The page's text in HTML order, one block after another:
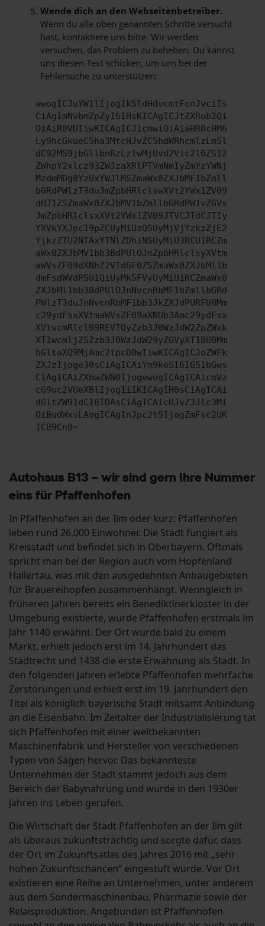
Wende dich an den Webseitenbetreiber.
Wenn du alle oben genannten Schritte versucht
hast, kontaktiere uns bitte. Wir werden
versuchen, das Problem zu beheben. Du kannst
uns diesen Text schicken, um uns bei der
Fehlersuche zu unterstützen:
ewogICJuYW1lIjogIk5ldHdvcmtFcnJvciIs
CiAgImNvbmZpZyI6IHsKICAgICJtZXRob2Qi
OiAiR0VUIiwKICAgICJ1cmwiOiAiaHR0cHM6
Ly9hcGkueC5ha3MtcHJvZC5hdWRhcmlzLm5l
dC92MS9jbGllbnRzLzIwMjUvd2Vic2l0ZS12
ZWhpY2xlcz93ZWJzaXRlPTVmNmIyZmYzYWNj
MzdmMDg0YzUxYWJlMSZmaWx0ZXJbMF1bZmll
bGRdPWlzT3duJmZpbHRlclswXVt2YWx1ZV09
dHJ1ZSZmaWx0ZXJbMV1bZmllbGRdPW1vZGVs
JmZpbHRlclsxXVt2YWx1ZV09JTVCJTdCJTIy
YXVkYXJpc19pZCUyMiUzQSUyMjVjYzkzZjE2
YjkzZTU2NTAxYTNlZDhiNSUyMiU3RCU1RCZm
aWx0ZXJbMV1bb3BdPUlOJmZpbHRlclsyXVtm
aWVsZF09dXNhZ2VTdGF0ZSZmaWx0ZXJbMl1b
dmFsdWVdPSU1QiUyMk5FVyUyMiU1RCZmaWx0
ZXJbMl1bb3BdPUlOJnNvcnRbMF1bZmllbGRd
PWlzT3duJnNvcnRbMF1bb3JkZXJdPURFU0Mm
c29ydFsxXVtmaWVsZF09aXNUb3Amc29ydFsx
XVtvcmRlcl09REVTQyZzb3J0WzJdW2ZpZWxk
XT1wcmljZSZzb3J0WzJdW29yZGVyXT1BU0Mm
bGltaXQ9MjAmc2tpcD0wIiwKICAgICJoZWFk
ZXJzIjoge30sCiAgICAiYm9keSI6IG51bGws
CiAgICAiZXhwZWN0IjogewogICAgICAicmVz
cG9uc2VUeXBlIjogIiIKICAgIH0sCiAgICAi
dGltZW91dCI6IDAsCiAgICAicHJvZ3Jlc3Mi
OiBudWxsLAogICAgInJpc2t5IjogZmFsc2UK
ICB9Cn0=
Autohaus B13 – wir sind gern Ihre Nummer
eins für Pfaffenhofen
In Pfaffenhofen an der Ilm oder kurz: Pfaffenhofen
leben rund 26.000 Einwohner. Die Stadt fungiert als
Kreisstadt und befindet sich in Oberbayern. Oftmals
spricht man bei der Region auch vom Hopfenland
Hallertau, was mit den ausgedehnten Anbaugebieten
für Brauereihopfen zusammenhängt. Wenngleich in
früheren Jahren bereits ein Benediktinerkloster in der
Umgebung existierte, wurde Pfaffenhofen erstmals im
Jahr 1140 erwähnt. Der Ort wurde bald zu einem
Markt, erhielt jedoch erst im 14. Jahrhundert das
Stadtrecht und 1438 die erste Erwähnung als Stadt. In
den folgenden Jahren erlebte Pfaffenhofen mehrfache
Zerstörungen und erhielt erst im 19. Jahrhundert den
Titel als königlich bayerische Stadt mitsamt Anbindung
an die Eisenbahn. Im Zeitalter der Industrialisierung tat
sich Pfaffenhofen mit einer weltbekannten
Maschinenfabrik und Hersteller von verschiedenen
Typen von Sägen hervor. Das bekannteste
Unternehmen der Stadt stammt jedoch aus dem
Bereich der Babynahrung und wurde in den 1930er
Jahren ins Leben gerufen.
Die Wirtschaft der Stadt Pfaffenhofen an der Ilm gilt
als überaus zukunftsträchtig und sorgte dafür, dass
der Ort im Zukunftsatlas des Jahres 2016 mit „sehr
hohen Zukunftschancen“ eingestuft wurde. Vor Ort
existieren eine Reihe an Unternehmen, unter anderem
aus dem Sondermaschinenbau, Pharmazie sowie der
Relaisproduktion. Angebunden ist Pfaffenhofen